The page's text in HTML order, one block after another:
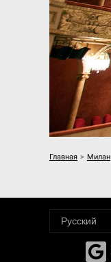
Главная > Милан